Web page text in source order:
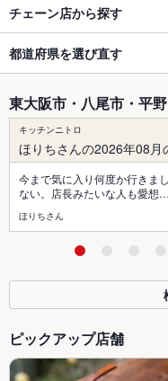
チェーン店から探す
都道府県を選び直す
東大阪市・八尾市・平
キッチンニトロ
ほりちさんの2026年08月
今まで気に入り何度か行きま
ない。店長みたいな人も愛想…
ほりちさん
ピックアップ店舗